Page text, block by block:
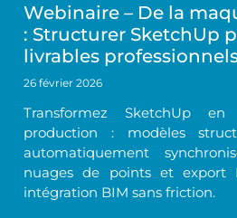
Webinaire – De la
: Structurer SketchUp
livrables
26 février 2026
Transformez SketchUp
production : modèles
automatiquement
nuages de points et export
intégration BIM sans friction.